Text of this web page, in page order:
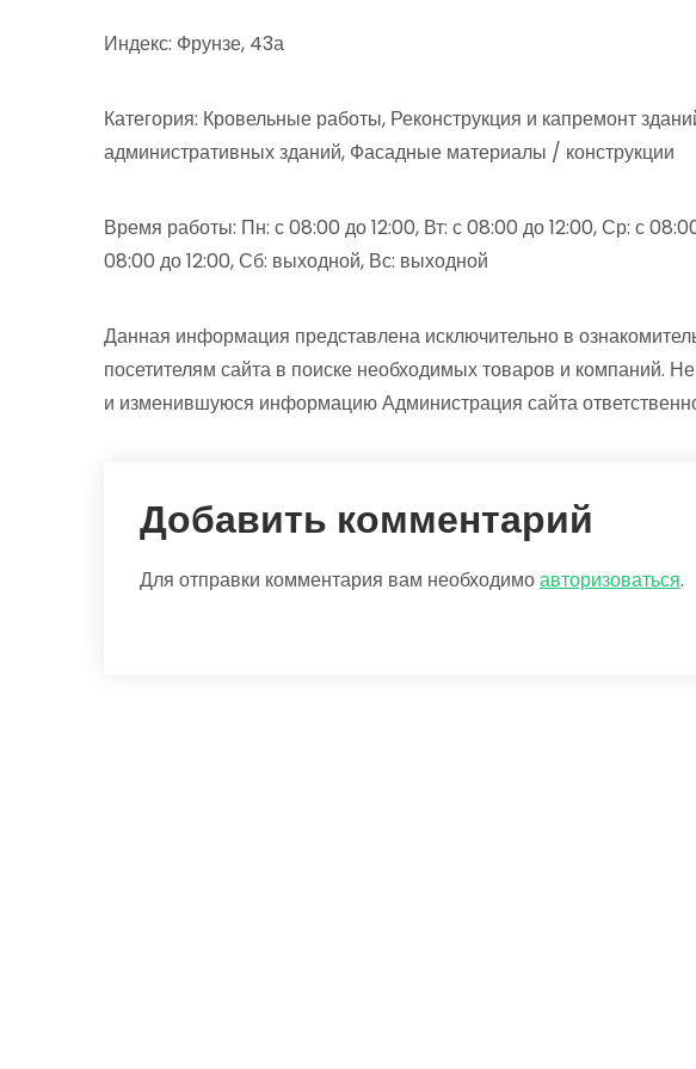
Индекс: Фрунзе, 43а
Категория: Кровельные работы, Реконструкция и капремонт
административных зданий, Фасадные материалы / конструкции
Время работы: Пн: с 08:00 до 12:00, Вт: с 08:00 до 12:00, Ср: с
08:00 до 12:00, Сб: выходной, Вс: выходной
Данная информация представлена исключительно в
посетителям сайта в поиске необходимых товаров и компаний.
и изменившуюся информацию Администрация сайта
Добавить комментарий
Для отправки комментария вам необходимоавторизоваться.